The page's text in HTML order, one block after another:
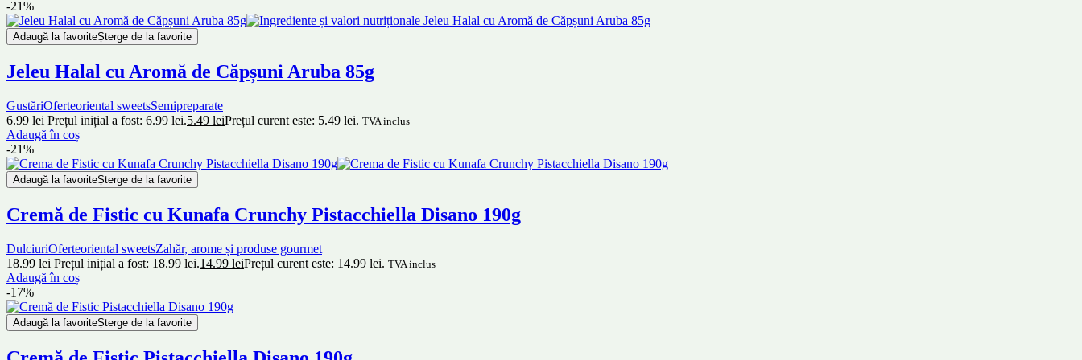
-21%
Adaugă la favoriteȘterge de la favorite
Jeleu Halal cu Aromă de Căpșuni Aruba 85g
GustăriOferteoriental sweetsSemipreparate
6.99lei Prețul inițial a fost: 6.99 lei.5.49 leiPrețul curent este: 5.49 lei. TVA inclus
Adaugă în coș
-21%
Adaugă la favoriteȘterge de la favorite
Cremă de Fistic cu Kunafa Crunchy Pistacchiella Disano 190g
DulciuriOferteoriental sweetsZahăr, arome și produse gourmet
18.99lei Prețul inițial a fost: 18.99 lei.14.99 leiPrețul curent este: 14.99 lei. TVA inclus
Adaugă în coș
-17%
Adaugă la favoriteȘterge de la favorite